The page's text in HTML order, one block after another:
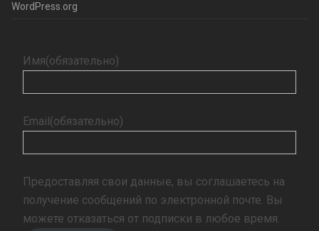
WordPress.org
Имя(обязательно)
Email(обязательно)
Предоставляя свои данные, вы соглашаетесь на
получение сообщений по электронной почте. Вы
можете отказаться от подписки в любое время.